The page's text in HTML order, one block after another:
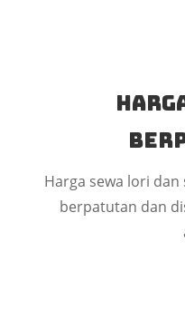
Harga sewa lori
berpatutan dan